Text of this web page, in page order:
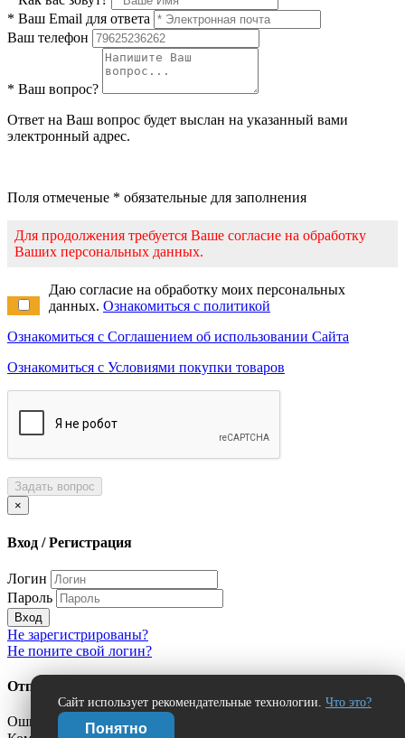
Сайт использует рекомендательные технологии. Что это?
Понятно
* Ваш Email для ответа
Ваш телефон
* Ваш вопрос?
Ответ на Ваш вопрос будет выслан на указанный вами
электронный адрес.
Поля отмеченые * обязательные для заполнения
Для продолжения требуется Ваше согласие на обработку
Ваших персональных данных.
Даю согласие на обработку моих персональных
данных. Ознакомиться с политикой
Ознакомиться с Соглашением об использовании Сайта
Ознакомиться с Условиями покупки товаров
Задать вопрос
×
Вход / Регистрация
Логин
Пароль
Вход
Не зарегистрированы?
Не поните свой логин?
Отправить сообщение об ошибке?
Ошибка: